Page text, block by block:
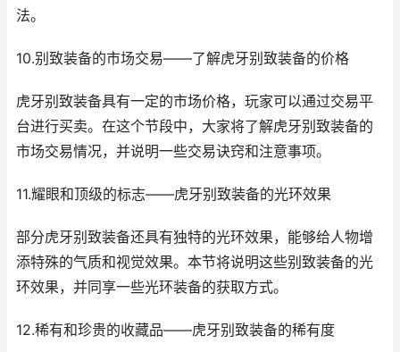
法。
10.别致装备的市场交易——了解虎牙别致装备的价格
虎牙别致装备具有一定的市场价格，玩家可以通过交易平
台进行买卖。在这个节段中，大家将了解虎牙别致装备的
市场交易情况，并说明一些交易诀窍和注意事项。
11.耀眼和顶级的标志——虎牙别致装备的光环效果
部分虎牙别致装备还具有独特的光环效果，能够给人物增
添特殊的气质和视觉效果。本节将说明这些别致装备的光
环效果，并同享一些光环装备的获取方式。
12.稀有和珍贵的收藏品——虎牙别致装备的稀有度